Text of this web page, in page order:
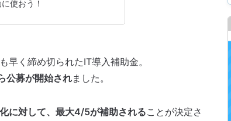
使おう！
く締め切られたIT導入補助金。
公募が開始されました。
に対して、最大4/5が補助されることが決定さ